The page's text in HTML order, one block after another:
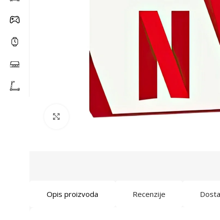
Click to enlarge
Opis proizvoda Recenzije